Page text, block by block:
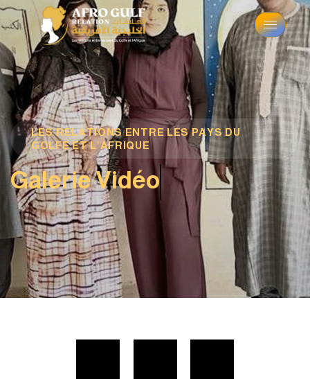
LES RELATIONS ENTRE LES PAYS DU
GOLFE ET L’AFRIQUE
Galerie Vidéo